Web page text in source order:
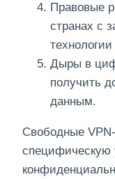
Правовые
странах с
Дыры в
получить
данным.
Свободные
специфическую